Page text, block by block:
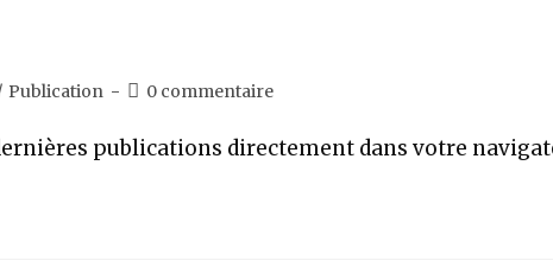
Publication 0 commentaire
publications directement dans votre